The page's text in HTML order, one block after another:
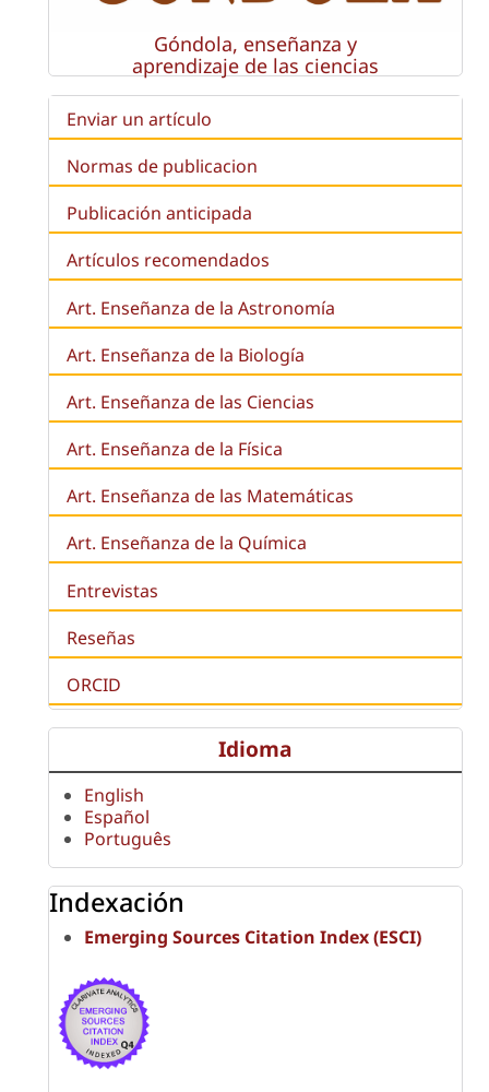
Góndola, enseñanza y
aprendizaje de las ciencias
Enviar un artículo
Normas de publicacion
Publicación anticipada
Artículos recomendados
Art. Enseñanza de la Astronomía
Art. Enseñanza de la Biología
Art. Enseñanza de las Ciencias
Art. Enseñanza de la Física
Art. Enseñanza de las Matemáticas
Art. Enseñanza de la Química
Entrevistas
Reseñas
ORCID
Idioma
English
Español
Português
Indexación
Emerging Sources Citation Index (ESCI)